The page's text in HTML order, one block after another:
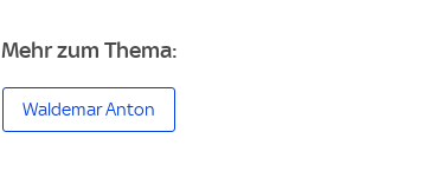
Mehr zum Thema:
Waldemar Anton